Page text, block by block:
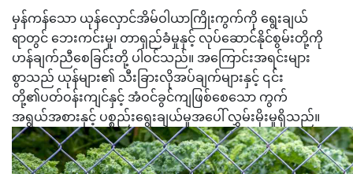
မှန်ကန်သော ယုန်လှောင်အိမ်ဝါယာကြိုးကွက်ကို ရွေးချယ်
ရာတွင် ဘေးကင်းမှု၊ တာရှည်ခံမှုနှင့် လုပ်ဆောင်နိုင်စွမ်းတို့ကို
ဟန်ချက်ညီစေခြင်းတို့ ပါဝင်သည်။ အကြောင်းအရင်းများ
စွာသည် ယုန်များ၏ သီးခြားလိုအပ်ချက်များနှင့် ၎င်း
တို့၏ပတ်ဝန်းကျင်နှင့် အံဝင်ခွင်ကျဖြစ်စေသော ကွက်
အရွယ်အစားနှင့် ပစ္စည်းရွေးချယ်မှုအပေါ် လွှမ်းမိုးမှုရှိသည်။